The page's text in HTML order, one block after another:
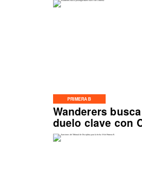
PRIMERA B
Wanderers
duelo clave con